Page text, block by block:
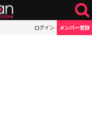
ログイン メンバー登録